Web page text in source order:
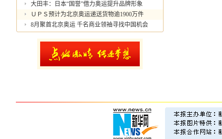
大田丰：日本“国誉”借力奥运提升品牌形象
ＵＰＳ预计为北京奥运递送货物逾1900万件
8月聚首北京奥运 千名商业领袖寻找中国机会